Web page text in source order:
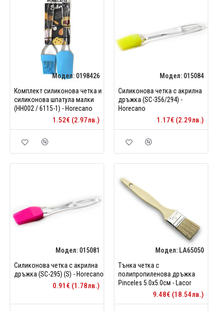
Модел: 0198426
Комплект силиконова четка и
силиконова шпатула малки
(HH002 / 6115-1) - Horecano
1.52€ (2.97лв.)
Модел: 015084
Силиконова четка с акрилна
дръжка (SC-356/294) -
Horecano
1.17€ (2.29лв.)
Модел: 015081
Силиконова четка с акрилна
дръжка (SC-295) (S) - Horecano
0.91€ (1.78лв.)
Модел: LA65050
Тънка четка с
полипропиленова дръжка
Pinceles 5.0х5.0см - Lacor
9.48€ (18.54лв.)